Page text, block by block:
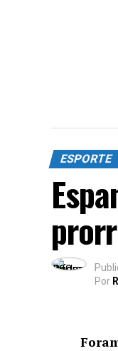
ESPORTE
Por